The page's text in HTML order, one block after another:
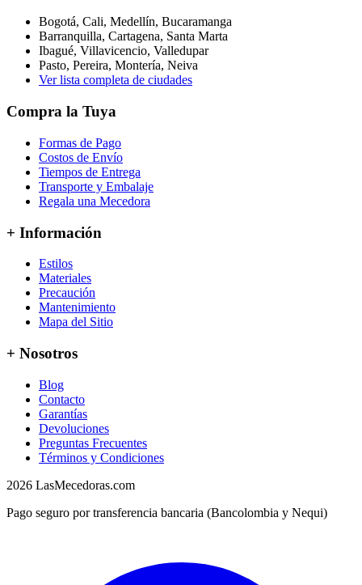
Bogotá, Cali, Medellín, Bucaramanga
Barranquilla, Cartagena, Santa Marta
Ibagué, Villavicencio, Valledupar
Pasto, Pereira, Montería, Neiva
Ver lista completa de ciudades
Compra la Tuya
Formas de Pago
Costos de Envío
Tiempos de Entrega
Transporte y Embalaje
Regala una Mecedora
+ Información
Estilos
Materiales
Precaución
Mantenimiento
Mapa del Sitio
+ Nosotros
Blog
Contacto
Garantías
Devoluciones
Preguntas Frecuentes
Términos y Condiciones
2026 LasMecedoras.com
Pago seguro por transferencia bancaria (Bancolombia y Nequi)